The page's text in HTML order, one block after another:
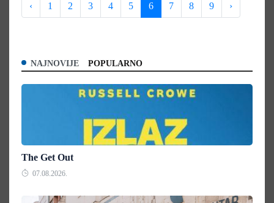
‹ 1 2 3 4 5 6 7 8 9 ›
NAJNOVIJE POPULARNO
The Get Out
07.08.2026.